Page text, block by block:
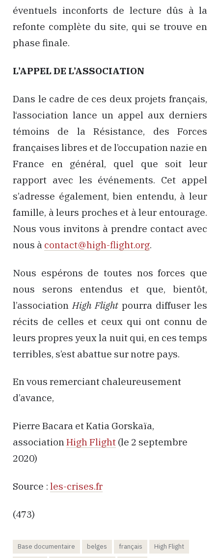
éventuels inconforts de lecture dûs à la
refonte complète du site, qui se trouve en
phase finale.
L’APPEL DE L’ASSOCIATION
Dans le cadre de ces deux projets français,
l‘association lance un appel aux derniers
témoins de la Résistance, des Forces
françaises libres et de l’occupation nazie en
France en général, quel que soit leur
rapport avec les événements. Cet appel
s’adresse également, bien entendu, à leur
famille, à leurs proches et à leur entourage.
Nous vous invitons à prendre contact avec
nous à contact@high-flight.org.
Nous espérons de toutes nos forces que
nous serons entendus et que, bientôt,
l’association High Flight pourra diffuser les
récits de celles et ceux qui ont connu de
leurs propres yeux la nuit qui, en ces temps
terribles, s’est abattue sur notre pays.
En vous remerciant chaleureusement
d’avance,
Pierre Bacara et Katia Gorskaïa,
associationHigh Flight (le 2 septembre
2020)
Source : les-crises.fr
(473)
Base documentaire belges français
High Flight